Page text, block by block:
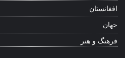
افغانستان
جهان
فرهنگ و هنر